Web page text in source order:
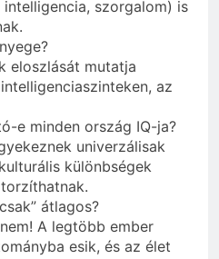
intelligencia, szorgalom) is
eloszlását mutatja
az
e minden ország IQ-ja?
univerzálisak
különbségek
átlagos?
A legtöbb ember
esik, és az élet